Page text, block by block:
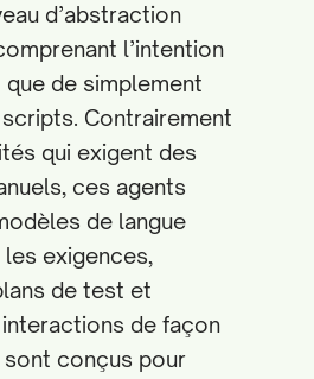
d’abstraction
l’intention
de simplement
Contrairement
qui exigent des
ces agents
de langue
exigences,
de test et
de façon
sont conçus pour